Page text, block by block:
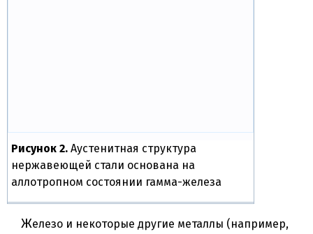
Рисунок 2. Аустенитная структура
нержавеющей стали основана на
аллотропном состоянии гамма-железа
Железо и некоторые другие металлы (например,